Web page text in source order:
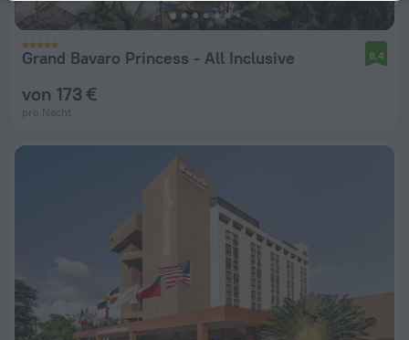
Grand Bavaro Princess - All Inclusive 8,4
von 173 €
pro Nacht